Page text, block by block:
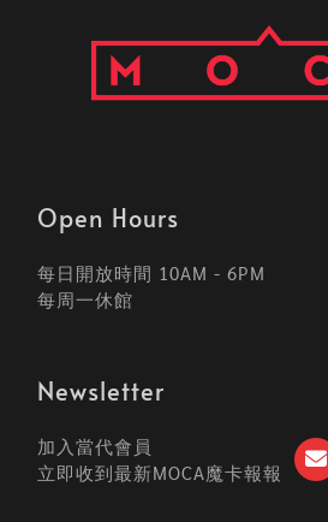
Open Hours
每日開放時間 10AM - 6PM
每周一休館
Newsletter
加入當代會員
立即收到最新MOCA魔卡報報